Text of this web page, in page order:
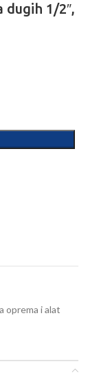
dugih 1/2″,
oprema i alat